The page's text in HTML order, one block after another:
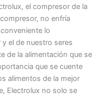
el compresor de la
no enfría
lo
el de nuestro seres
de la alimentación que se
que se cuente
alimentos de la mejor
Electrolux no solo se